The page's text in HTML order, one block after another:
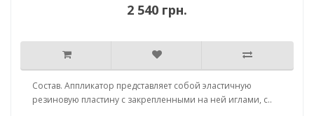
2 540 грн.
Состав. Аппликатор представляет собой эластичную
резиновую пластину с закрепленными на ней иглами, с..